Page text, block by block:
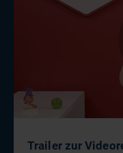
Trailer zur